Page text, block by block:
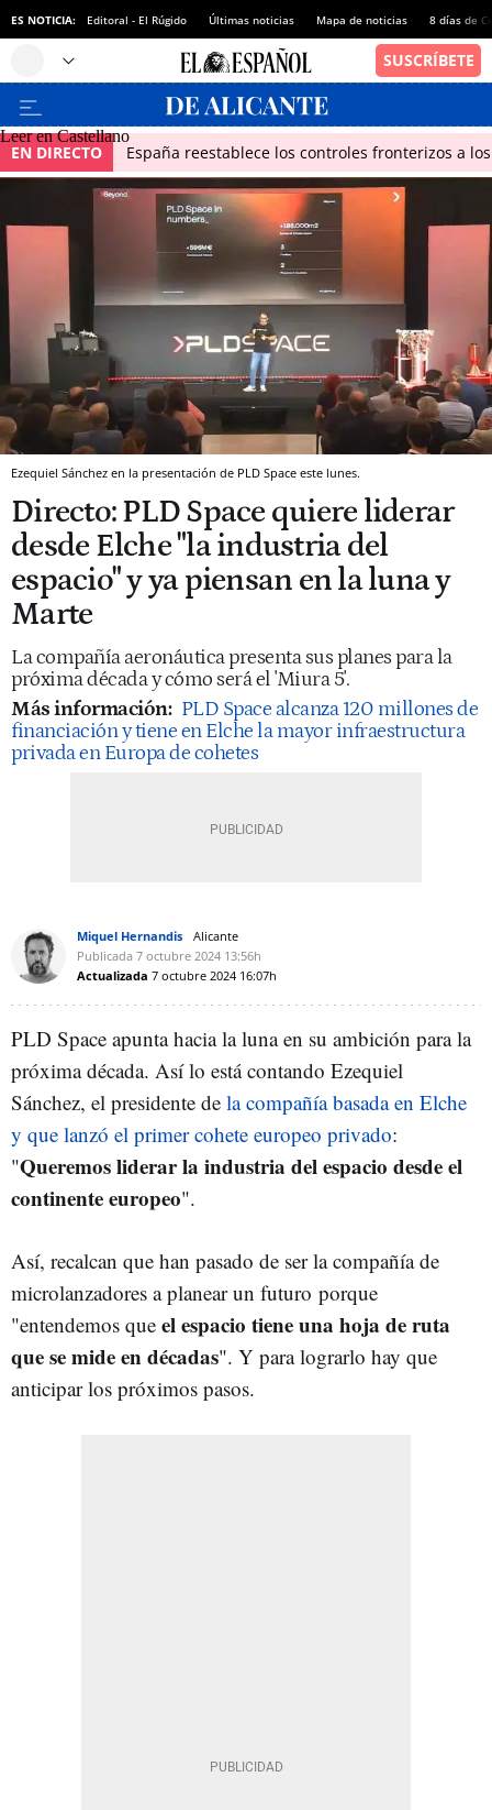
ES NOTICIA: Editoral - El Rúgido Últimas noticias Mapa de noticias 8 días de
Leer en Castellano
EN DIRECTO España reestablece los controles fronterizos a
Ezequiel Sánchez en la presentación de PLD Space este lunes.
Directo: PLD Space quiere liderar
desde Elche "la industria del
espacio" y ya piensan en la luna y
Marte
La compañía aeronáutica presenta sus planes para la
próxima década y cómo será el 'Miura 5'.
Más información: PLD Space alcanza 120 millones de
financiación y tiene en Elche la mayor infraestructura
privada en Europa de cohetes
Miquel Hernandis
Alicante
Publicada 7 octubre 2024 13:56h
Actualizada 7 octubre 2024 16:07h
PLD Space apunta hacia la luna en su ambición para la
próxima década. Así lo está contando Ezequiel
Sánchez, el presidente de la compañía basada en Elche
y que lanzó el primer cohete europeo privado:
"Queremos liderar la industria del espacio desde el
continente europeo".
Así, recalcan que han pasado de ser la compañía de
microlanzadores a planear un futuro porque
"entendemos que el espacio tiene una hoja de ruta
que se mide en décadas". Y para lograrlo hay que
anticipar los próximos pasos.